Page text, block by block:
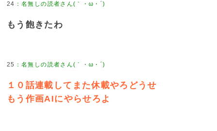
24 ：名無しの読者さん(｀・ω・´)
もう飽きたわ
25 ：名無しの読者さん(｀・ω・´)
１０話連載してまた休載やろどうせ
もう作画AIにやらせろよ